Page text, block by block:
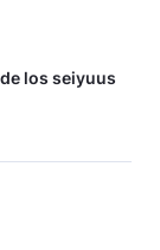
los seiyuus